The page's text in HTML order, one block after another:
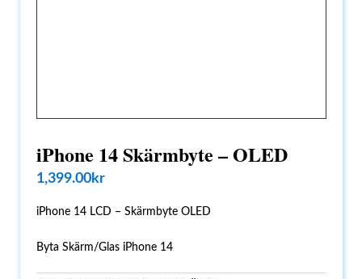
iPhone 14 Skärmbyte – OLED
1,399.00kr
iPhone 14 LCD – Skärmbyte OLED
Byta Skärm/Glas iPhone 14